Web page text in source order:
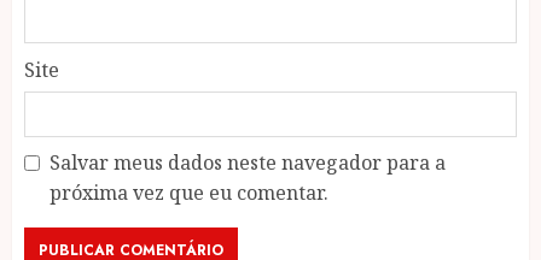
Site
Salvar meus dados neste navegador para a
próxima vez que eu comentar.